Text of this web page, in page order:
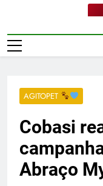
AGITOPET
Cobasi
Abraço